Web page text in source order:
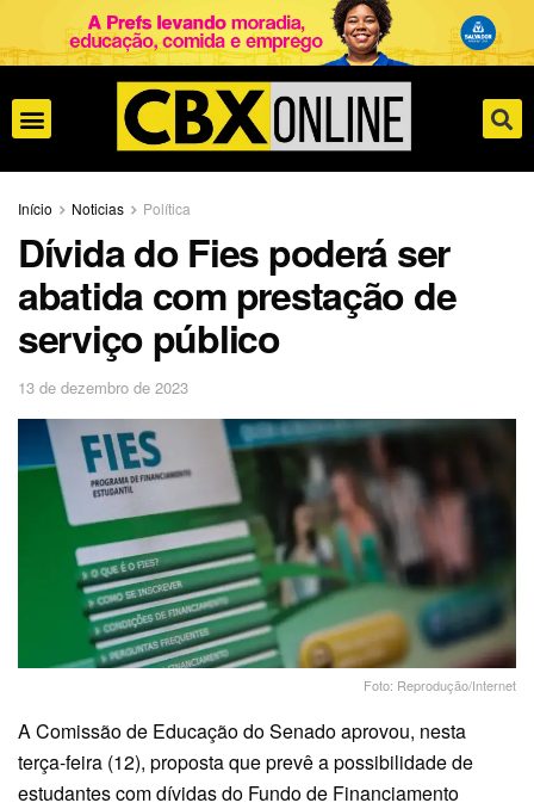
Início Noticias Política
Dívida do Fies poderá ser
abatida com prestação de
serviço público
13 de dezembro de 2023
Foto: Reprodução/Internet
A Comissão de Educação do Senado aprovou, nesta
terça-feira (12), proposta que prevê a possibilidade de
estudantes com dívidas do Fundo de Financiamento